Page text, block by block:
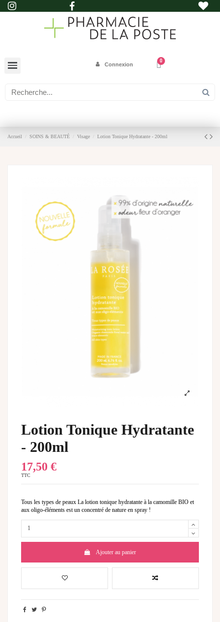
Connexion
Accueil SOINS & BEAUTÉ Visage Lotion Tonique Hydratante - 200ml
Lotion Tonique Hydratante
- 200ml
17,50 €
TTC
Tous les types de peaux La lotion tonique hydratante à la camomille BIO et
aux oligo-éléments est un concentré de nature en spray !
Ajouter au panier